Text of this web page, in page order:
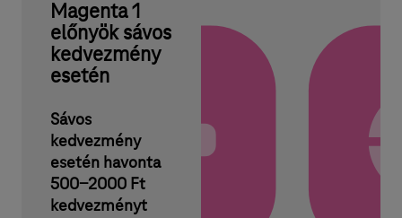
Magenta 1
előnyök sávos
kedvezmény
esetén
Sávos
kedvezmény
esetén havonta
500-2000 Ft
kedvezményt